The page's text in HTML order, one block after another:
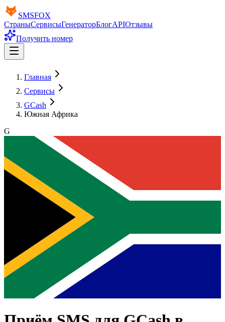
SMSFOX
СтраныСервисыГенераторБлогAPIОтзывы
Получить номер
Главная
Сервисы
GCash
Южная Африка
G